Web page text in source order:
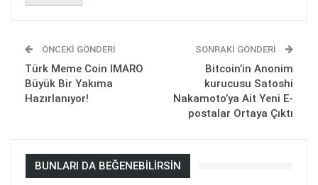
ÖNCEKI GÖNDERI
Türk Meme Coin IMARO
Büyük Bir Yakıma
Hazırlanıyor!
SONRAKI GÖNDERI
Bitcoin’in Anonim
kurucusu Satoshi
Nakamoto’ya Ait Yeni E-
postalar Ortaya Çıktı
BUNLARI DA BEĞENEBILIRSIN